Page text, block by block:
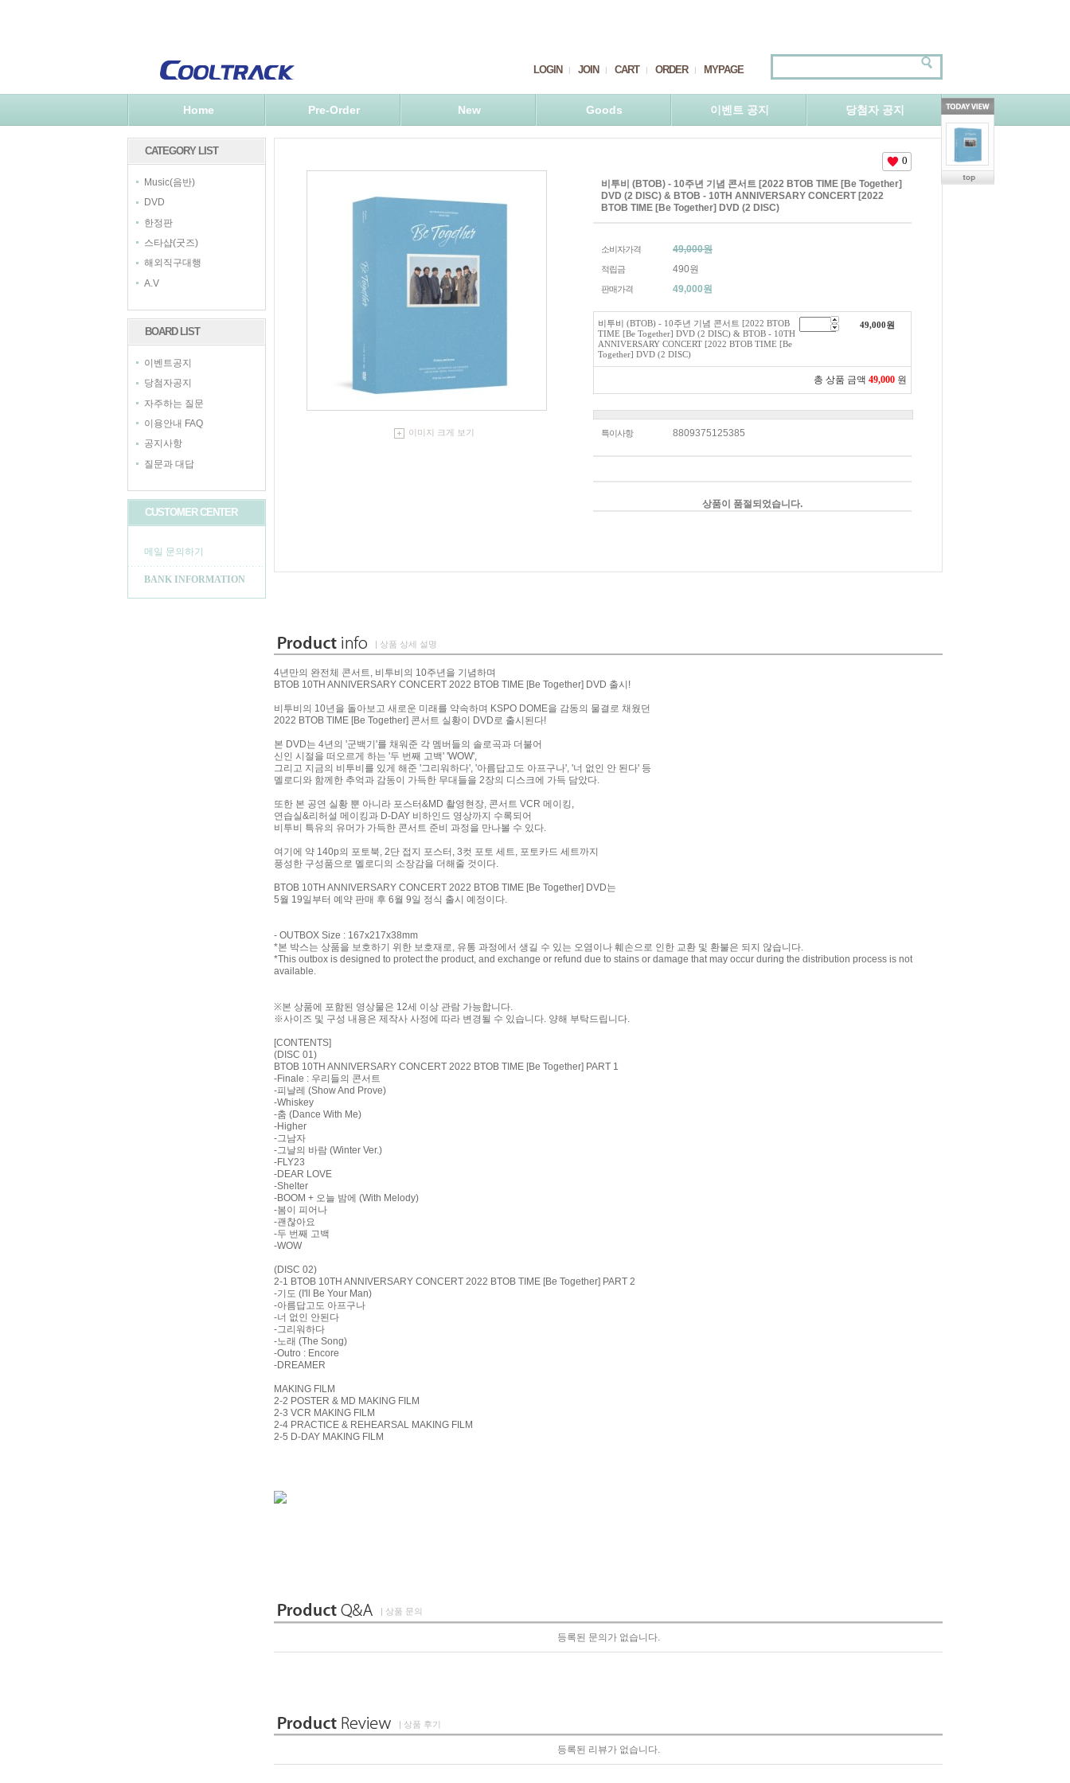
LOGIN JOIN CART ORDER MYPAGE
Home Pre-Order New Goods 이벤트 공지 당첨자 공지
CATEGORY LIST
Music(음반)
DVD
한정판
스타샵(굿즈)
해외직구대행
A.V
BOARD LIST
이벤트공지
당첨자공지
자주하는 질문
이용안내 FAQ
공지사항
질문과 대답
CUSTOMER CENTER
메일 문의하기
BANK INFORMATION
이미지 크게 보기
0
비투비 (BTOB) - 10주년 기념 콘서트 [2022 BTOB TIME [Be Together]
DVD (2 DISC) & BTOB - 10TH ANNIVERSARY CONCERT [2022
BTOB TIME [Be Together] DVD (2 DISC)
소비자가격 49,000원
적립금 490원
판매가격 49,000원
비투비 (BTOB) - 10주년 기념 콘서트 [2022 BTOB
TIME [Be Together] DVD (2 DISC) & BTOB - 10TH
ANNIVERSARY CONCERT [2022 BTOB TIME [Be
Together] DVD (2 DISC)
49,000원
총 상품 금액 49,000 원
특이사항 8809375125385
상품이 품절되었습니다.
| 상품 상세 설명
4년만의 완전체 콘서트, 비투비의 10주년을 기념하며
BTOB 10TH ANNIVERSARY CONCERT 2022 BTOB TIME [Be Together] DVD 출시!
비투비의 10년을 돌아보고 새로운 미래를 약속하며 KSPO DOME을 감동의 물결로 채웠던
2022 BTOB TIME [Be Together] 콘서트 실황이 DVD로 출시된다!
본 DVD는 4년의 '군백기'를 채워준 각 멤버들의 솔로곡과 더불어
신인 시절을 떠오르게 하는 '두 번째 고백' 'WOW',
그리고 지금의 비투비를 있게 해준 '그리워하다', '아름답고도 아프구나', '너 없인 안 된다' 등
멜로디와 함께한 추억과 감동이 가득한 무대들을 2장의 디스크에 가득 담았다.
또한 본 공연 실황 뿐 아니라 포스터&MD 촬영현장, 콘서트 VCR 메이킹,
연습실&리허설 메이킹과 D-DAY 비하인드 영상까지 수록되어
비투비 특유의 유머가 가득한 콘서트 준비 과정을 만나볼 수 있다.
여기에 약 140p의 포토북, 2단 접지 포스터, 3컷 포토 세트, 포토카드 세트까지
풍성한 구성품으로 멜로디의 소장감을 더해줄 것이다.
BTOB 10TH ANNIVERSARY CONCERT 2022 BTOB TIME [Be Together] DVD는
5월 19일부터 예약 판매 후 6월 9일 정식 출시 예정이다.
- OUTBOX Size : 167x217x38mm
*본 박스는 상품을 보호하기 위한 보호재로, 유통 과정에서 생길 수 있는 오염이나 훼손으로 인한 교환 및 환불은 되지 않습니다.
*This outbox is designed to protect the product, and exchange or refund due to stains or damage that may occur during the distribution process is not
available.
※본 상품에 포함된 영상물은 12세 이상 관람 가능합니다.
※사이즈 및 구성 내용은 제작사 사정에 따라 변경될 수 있습니다. 양해 부탁드립니다.
[CONTENTS]
(DISC 01)
BTOB 10TH ANNIVERSARY CONCERT 2022 BTOB TIME [Be Together] PART 1
-Finale : 우리들의 콘서트
-피날레 (Show And Prove)
-Whiskey
-춤 (Dance With Me)
-Higher
-그남자
-그날의 바람 (Winter Ver.)
-FLY23
-DEAR LOVE
-Shelter
-BOOM + 오늘 밤에 (With Melody)
-봄이 피어나
-괜찮아요
-두 번째 고백
-WOW
(DISC 02)
2-1 BTOB 10TH ANNIVERSARY CONCERT 2022 BTOB TIME [Be Together] PART 2
-기도 (I'll Be Your Man)
-아름답고도 아프구나
-너 없인 안된다
-그리워하다
-노래 (The Song)
-Outro : Encore
-DREAMER
MAKING FILM
2-2 POSTER & MD MAKING FILM
2-3 VCR MAKING FILM
2-4 PRACTICE & REHEARSAL MAKING FILM
2-5 D-DAY MAKING FILM
| 상품 문의
등록된 문의가 없습니다.
| 상품 후기
등록된 리뷰가 없습니다.